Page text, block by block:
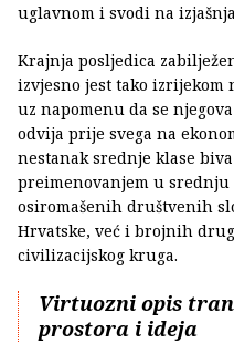
uglavnom i svodi na
Krajnja posljedica
izvjesno jest tako izrijekom
uz napomenu da se
odvija prije svega na
nestanak srednje klase
preimenovanjem u
osiromašenih društvenih
Hrvatske, već i brojnih
civilizacijskog kruga.
Virtuozni opis
prostora i ideja